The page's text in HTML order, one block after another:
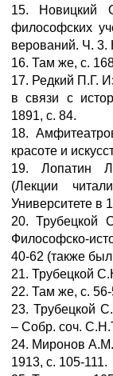
15. Новицкий
философских
верований. Ч. 3.
16. Там же, с.
17. Редкий П.Г.
в связи с
1891, с. 84.
18.
красоте и
19. Лопатин
(Лекции
Университете в
20. Трубецкой
Философско-
40-62 (также
21. Трубецкой
22. Там же, с. 56-
23. Трубецкой
– Собр. соч.
24. Миронов А.М.
1913, с. 105-111.